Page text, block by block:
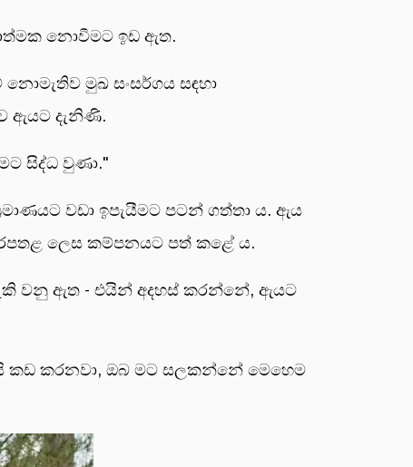
නොවීමට ඉඩ ඇත.
මුඛ සංසර්ගය සඳහා
ඇයට දැනිණි.
සිද්ධ වුණා."
වඩා ඉපැයීමට පටන් ගත්තා ය. ඇය
ලෙස කම්පනයට පත් කළේ ය.
වනු ඇත - එයින් අදහස් කරන්නේ, ඇයට
කඩ කරනවා, ඔබ මට සලකන්නේ මෙහෙම